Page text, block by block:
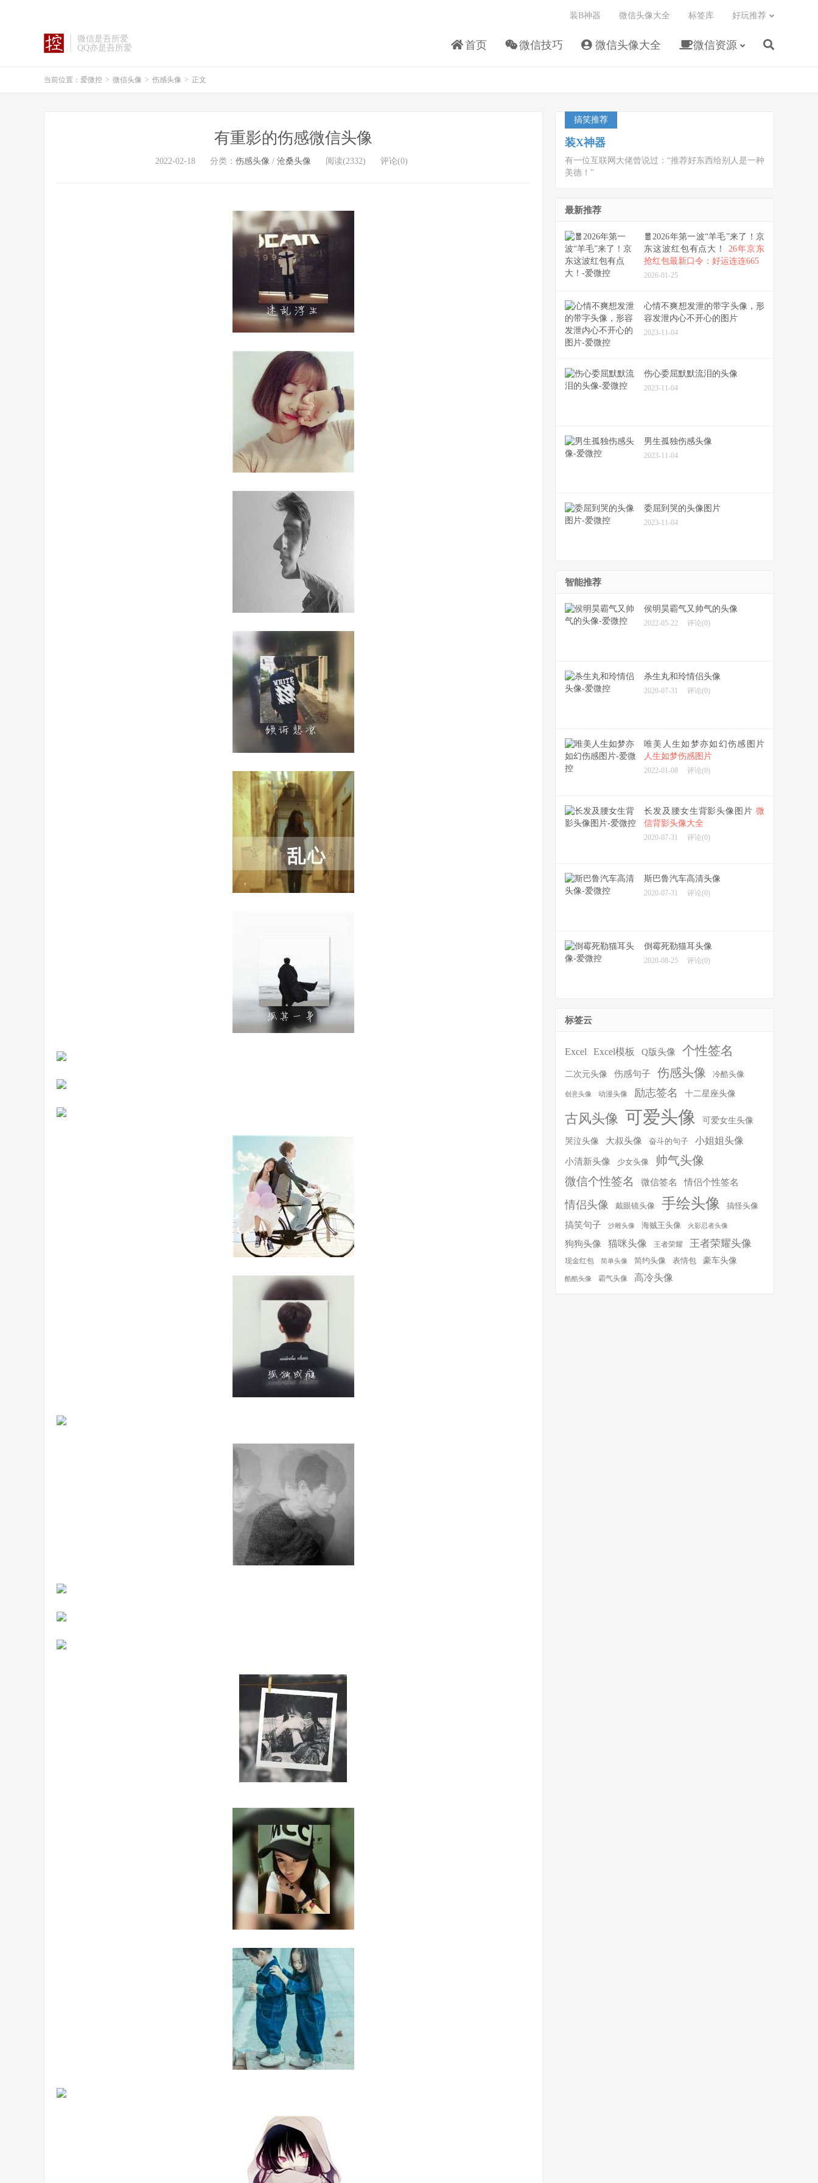
微信是吾所爱
QQ亦是吾所爱
首页 微信技巧 微信头像大全 微信资源
装B神器 微信头像大全 标签库 好玩推荐
当前位置： 爱微控 > 微信头像 > 伤感头像 > 正文
有重影的伤感微信头像
2022-02-18 分类： 伤感头像 / 沧桑头像 阅读(2332) 评论(0)
搞笑推荐
装X神器
有一位互联网大佬曾说过：“推荐好东西给别人是一种
美德！”
最新推荐
🧧2026年第一波“羊毛”来了！京
东这波红包有点大！ 26年京东
抢红包最新口令：好运连连665
2026-01-25
心情不爽想发泄的带字头像，形
容发泄内心不开心的图片
2023-11-04
伤心委屈默默流泪的头像
2023-11-04
男生孤独伤感头像
2023-11-04
委屈到哭的头像图片
2023-11-04
智能推荐
侯明昊霸气又帅气的头像
2022-05-22 评论(0)
杀生丸和玲情侣头像
2020-07-31 评论(0)
唯美人生如梦亦如幻伤感图片
人生如梦伤感图片
2022-01-08 评论(0)
长发及腰女生背影头像图片 微
信背影头像大全
2020-07-31 评论(0)
斯巴鲁汽车高清头像
2020-07-31 评论(0)
倒霉死勒猫耳头像
2020-08-25 评论(0)
标签云
Excel Excel模板 Q版头像 个性签名
二次元头像 伤感句子 伤感头像 冷酷头像
创意头像 动漫头像 励志签名 十二星座头像
古风头像 可爱头像 可爱女生头像
哭泣头像 大叔头像 奋斗的句子 小姐姐头像
小清新头像 少女头像 帅气头像
微信个性签名 微信签名 情侣个性签名
情侣头像 戴眼镜头像 手绘头像 搞怪头像
搞笑句子 沙雕头像 海贼王头像 火影忍者头像
狗狗头像 猫咪头像 王者荣耀 王者荣耀头像
现金红包 简单头像 简约头像 表情包 豪车头像
酷酷头像 霸气头像 高冷头像